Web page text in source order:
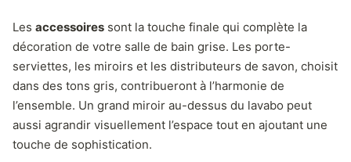
Les accessoires sont la touche finale qui complète la
décoration de votre salle de bain grise. Les porte-
serviettes, les miroirs et les distributeurs de savon, choisit
dans des tons gris, contribueront à l’harmonie de
l’ensemble. Un grand miroir au-dessus du lavabo peut
aussi agrandir visuellement l’espace tout en ajoutant une
touche de sophistication.